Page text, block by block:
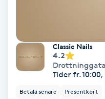
Senioryoga
Shiatsu
Classic Nails
4.2
Tider fr.
Betala senare Presentkort